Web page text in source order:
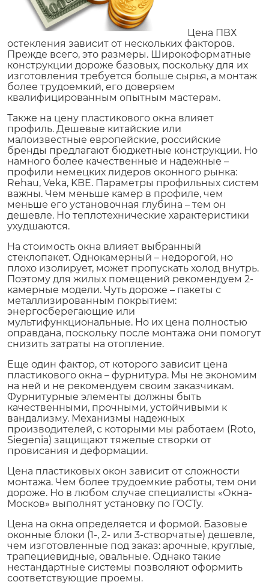
Цена ПВХ
остекления зависит от нескольких факторов.
Прежде всего, это размеры. Широкоформатные
конструкции дороже базовых, поскольку для их
изготовления требуется больше сырья, а монтаж
более трудоемкий, его доверяем
квалифицированным опытным мастерам.
Также на цену пластикового окна влияет
профиль. Дешевые китайские или
малоизвестные европейские, российские
бренды предлагают бюджетные конструкции. Но
намного более качественные и надежные –
профили немецких лидеров оконного рынка:
Rehau, Veka, KBE. Параметры профильных систем
важны. Чем меньше камер в профиле, чем
меньше его установочная глубина – тем он
дешевле. Но теплотехнические характеристики
ухудшаются.
На стоимость окна влияет выбранный
стеклопакет. Однокамерный – недорогой, но
плохо изолирует, может пропускать холод внутрь.
Поэтому для жилых помещений рекомендуем 2-
камерные модели. Чуть дороже – пакеты с
металлизированным покрытием:
энергосберегающие или
мультифункциональные. Но их цена полностью
оправдана, поскольку после монтажа они помогут
снизить затраты на отопление.
Еще один фактор, от которого зависит цена
пластикового окна – фурнитура. Мы не экономим
на ней и не рекомендуем своим заказчикам.
Фурнитурные элементы должны быть
качественными, прочными, устойчивыми к
вандализму. Механизмы надежных
производителей, с которыми мы работаем (Roto,
Siegenia) защищают тяжелые створки от
провисания и деформации.
Цена пластиковых окон зависит от сложности
монтажа. Чем более трудоемкие работы, тем они
дороже. Но в любом случае специалисты «Окна-
Москов» выполнят установку по ГОСТу.
Цена на окна определяется и формой. Базовые
оконные блоки (1-, 2- или 3-створчатые) дешевле,
чем изготовленные под заказ: арочные, круглые,
трапециевидные, овальные. Однако такие
нестандартные системы позволяют оформить
соответствующие проемы.